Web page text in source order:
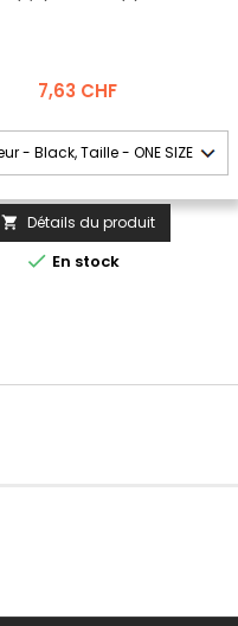
Prix
7,63 CHF
 Détails du produit
 En stock